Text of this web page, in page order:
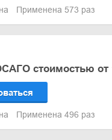
Применена 573 раз
стоимостью от
Применена 496 раз